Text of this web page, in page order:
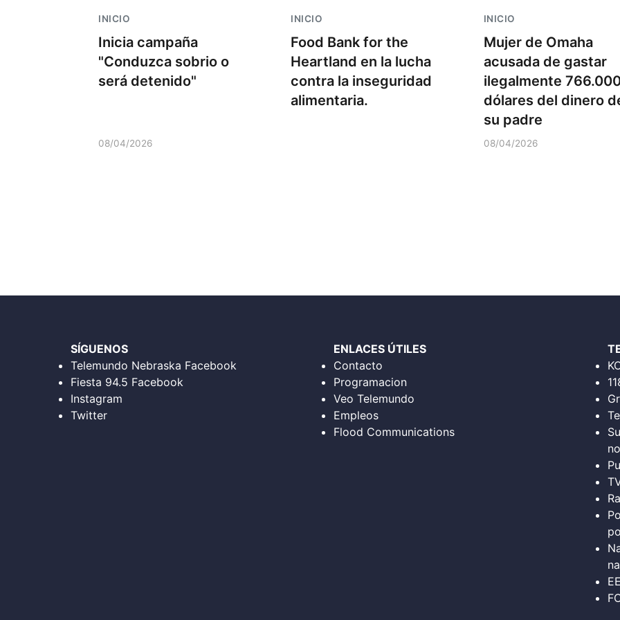
INICIO
Inicia campaña
"Conduzca sobrio o
será detenido"
08/04/2026
INICIO
Food Bank for the
Heartland en la lucha
contra la inseguridad
alimentaria.
INICIO
Mujer de Omaha
acusada de gastar
ilegalmente
dólares del dinero
su padre
08/04/2026
SÍGUENOS
Telemundo Nebraska Facebook
Fiesta 94.5 Facebook
Instagram
Twitter
ENLACES ÚTILES
Contacto
Programacion
Veo Telemundo
Empleos
Flood Communications